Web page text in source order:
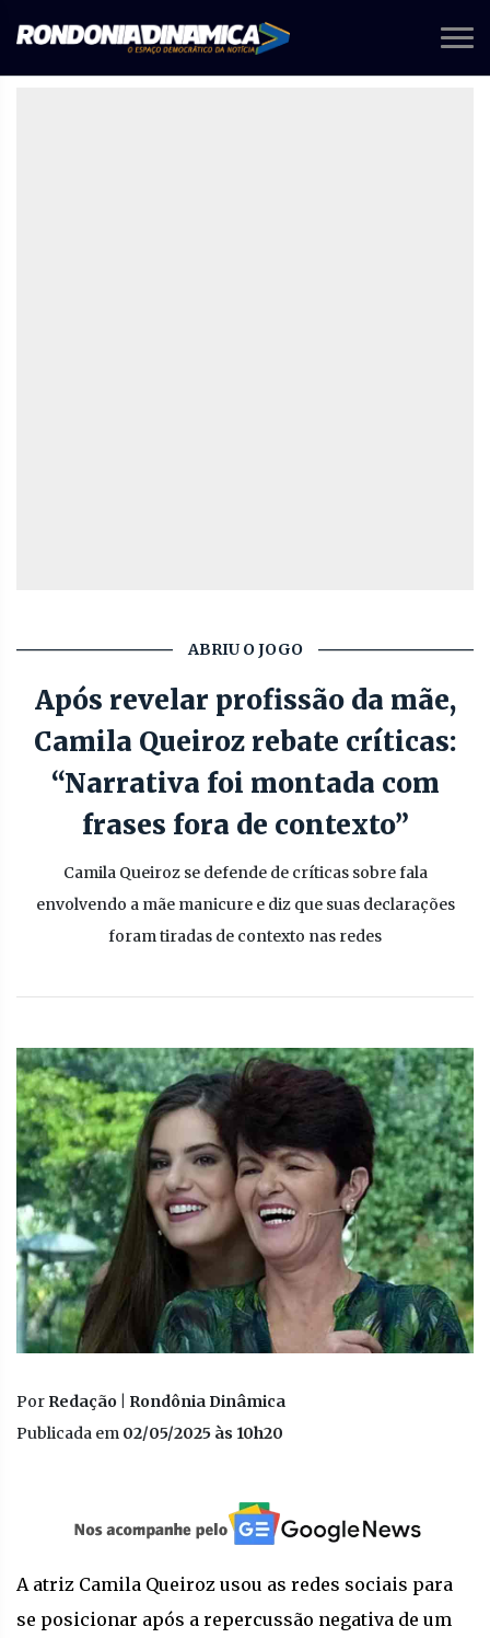
ABRIU O JOGO
Após revelar profissão da mãe,
Camila Queiroz rebate críticas:
“Narrativa foi montada com
frases fora de contexto”
Camila Queiroz se defende de críticas sobre fala
envolvendo a mãe manicure e diz que suas declarações
foram tiradas de contexto nas redes
Por Redação | Rondônia Dinâmica
Publicada em 02/05/2025 às 10h20
A atriz Camila Queiroz usou as redes sociais para
se posicionar após a repercussão negativa de um